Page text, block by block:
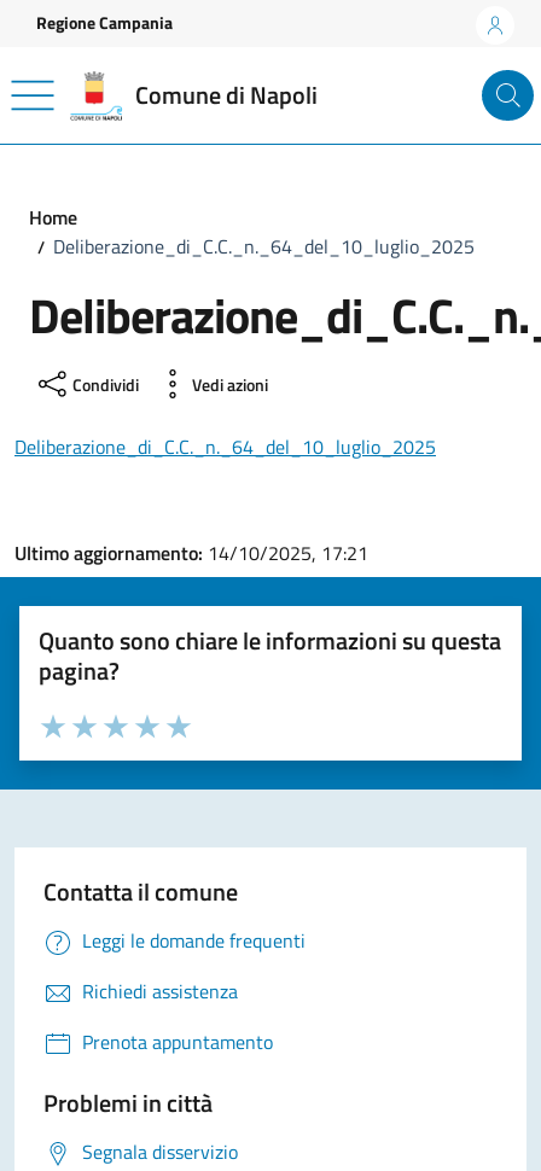
Vai ai contenuti
Vai al footer
Regione Campania
Comune di Napoli
Home
Deliberazione_di_C.C._n._64_del_10_luglio_2025
Condividi Vedi azioni
Deliberazione_di_C.C._n._64_del_10_luglio_2025
Ultimo aggiornamento: 14/10/2025, 17:21
Quanto sono chiare le informazioni su questa
pagina?
Valuta la chiarezza delle informazioni (da 1 a 5 stelle)
Seleziona il numero di stelle per valutare la chiarezza delle
Valuta 5 stelle su 5
Valuta 4 stelle su 5
Valuta 3 stelle su 5
Valuta 2 stelle su 5
Valuta 1 stelle su 5
Contatta il comune
Leggi le domande frequenti
Richiedi assistenza
Prenota appuntamento
Problemi in città
Segnala disservizio